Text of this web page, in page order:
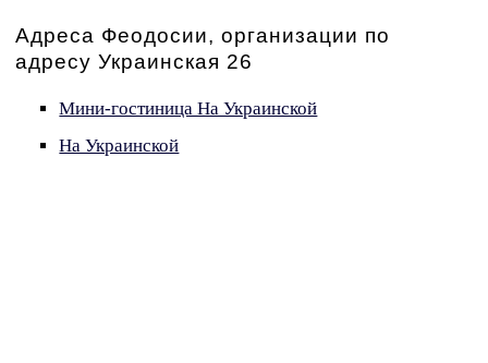
Адреса Феодосии, организации по
адресу Украинская 26
Мини-гостиница На Украинской
На Украинской